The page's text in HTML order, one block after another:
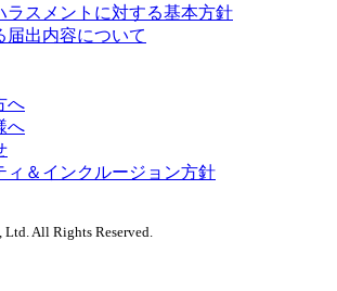
ラスメントに対する基本方針
届出内容について
へ
へ
ィ＆インクルージョン方針
All Rights Reserved.